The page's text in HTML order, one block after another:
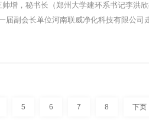
增，秘书长（郑州大学建环系书记李洪
副会长单位河南联威净化科技有限公司
5 6 7 8 下页